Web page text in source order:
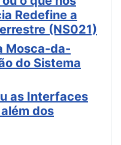
Redefine a
(NS021)
Mosca-da-
do Sistema
as Interfaces
dos